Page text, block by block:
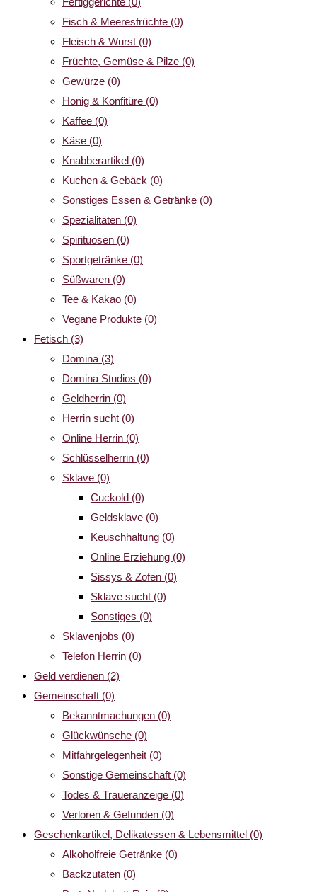
Fisch & Meeresfrüchte (0)
Fleisch & Wurst (0)
Früchte, Gemüse & Pilze (0)
Gewürze (0)
Honig & Konfitüre (0)
Kaffee (0)
Käse (0)
Knabberartikel (0)
Kuchen & Gebäck (0)
Sonstiges Essen & Getränke (0)
Spezialitäten (0)
Spirituosen (0)
Sportgetränke (0)
Süßwaren (0)
Tee & Kakao (0)
Vegane Produkte (0)
Fetisch (3)
Domina (3)
Domina Studios (0)
Geldherrin (0)
Herrin sucht (0)
Online Herrin (0)
Schlüsselherrin (0)
Sklave (0)
Cuckold (0)
Geldsklave (0)
Keuschhaltung (0)
Online Erziehung (0)
Sissys & Zofen (0)
Sklave sucht (0)
Sonstiges (0)
Sklavenjobs (0)
Telefon Herrin (0)
Geld verdienen (2)
Gemeinschaft (0)
Bekanntmachungen (0)
Glückwünsche (0)
Mitfahrgelegenheit (0)
Sonstige Gemeinschaft (0)
Todes & Traueranzeige (0)
Verloren & Gefunden (0)
Geschenkartikel, Delikatessen & Lebensmittel (0)
Alkoholfreie Getränke (0)
Backzutaten (0)